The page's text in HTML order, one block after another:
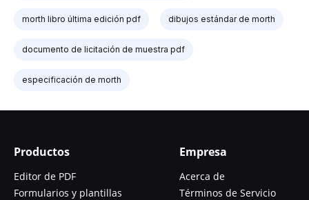
morth libro última edición pdf dibujos estándar de morth
documento de licitación de muestra pdf
especificación de morth
Productos
Editor de PDF
Formularios y plantillas
Empresa
Acerca de
Términos de Servicio